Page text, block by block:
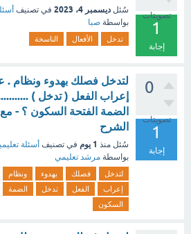
تصويتات
1
إجابة
سُئل ديسمبر 4، 2023 في تصنيف
بواسطة صبا
تدخل الأفعال الناسخة
0
تصويتات
1
إجابة
لتدخل فصلك بهدوء ونظام .
إعراب الفعل ( تدخل )
الضمة الفتحة السكون ؟ - مع
الشرح
سُئل منذ 1 يوم في تصنيف أسئلة
بواسطة مرشد تعليمي
لتدخل فصلك بهدوء ونظام
إعراب
الفعل تدخل الضمة
السكون